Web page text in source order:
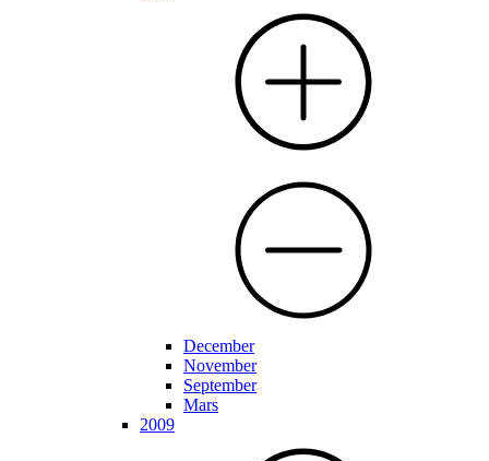
December
November
September
Mars
2009